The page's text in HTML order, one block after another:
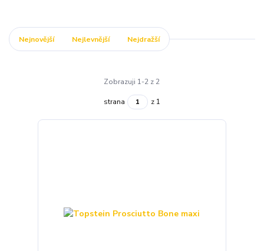
Nejnovější Nejlevnější Nejdražší
Zobrazuji 1-2 z 2
strana z 1